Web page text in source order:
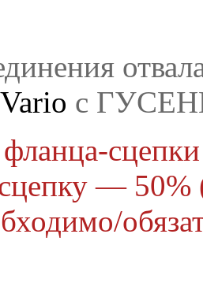
Vario с
фланца-
— 50%